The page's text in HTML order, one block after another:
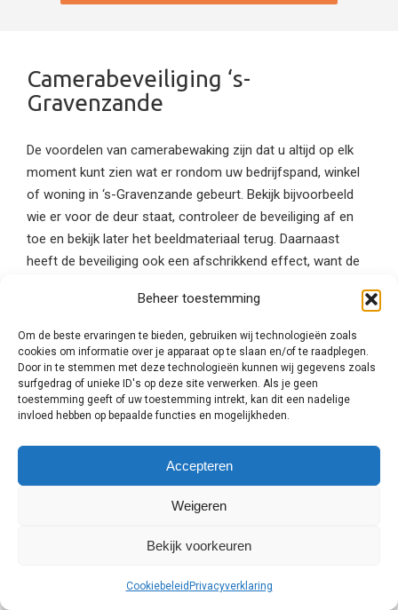
Beheer toestemming
Om de beste ervaringen te bieden, gebruiken wij technologieën zoals
cookies om informatie over je apparaat op te slaan en/of te raadplegen.
Door in te stemmen met deze technologieën kunnen wij gegevens zoals
surfgedrag of unieke ID's op deze site verwerken. Als je geen
toestemming geeft of uw toestemming intrekt, kan dit een nadelige
invloed hebben op bepaalde functies en mogelijkheden.
Accepteren
Weigeren
Bekijk voorkeuren
Cookiebeleid Privacyverklaring
Camerabeveiliging ‘s-
Gravenzande
De voordelen van camerabewaking zijn dat u altijd op elk
moment kunt zien wat er rondom uw bedrijfspand, winkel
of woning in ‘s-Gravenzande gebeurt. Bekijk bijvoorbeeld
wie er voor de deur staat, controleer de beveiliging af en
toe en bekijk later het beeldmateriaal terug. Daarnaast
heeft de beveiliging ook een afschrikkend effect, want de
Welk camerasysteem geschikt is voor u, is voornamelijk
afhankelijk van het doel van de inbraakbeveiliging en uw
persoonlijke voorkeur. Een bulletcamera is bijvoorbeeld
donker. Laat u daarom goed adviseren door een
meerdere vrijblijvende offertes aan
Plaatsing van de
beveiligingscamera